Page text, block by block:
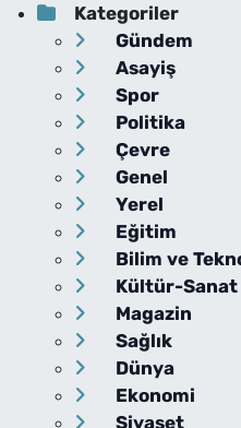
Kategoriler
Gündem
Asayiş
Spor
Politika
Çevre
Genel
Yerel
Eğitim
Bilim ve
Kültür-Sanat
Magazin
Sağlık
Dünya
Ekonomi
Siyaset